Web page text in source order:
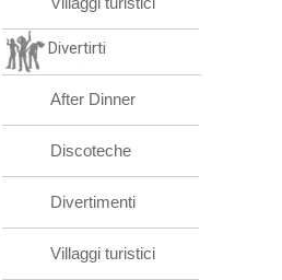
Divertirti
After Dinner
Discoteche
Divertimenti
Villaggi turistici